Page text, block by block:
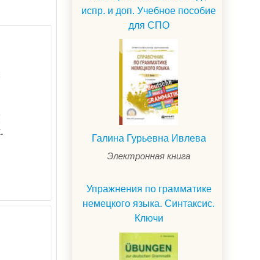
испр. и доп. Учебное пособие
для СПО
Галина Гурьевна Ивлева
Электронная книга
Упражнения по грамматике
немецкого языка. Синтаксис.
Ключи